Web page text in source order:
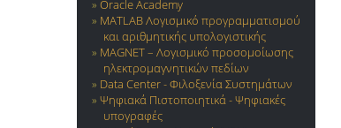
Oracle Academy
MATLAB Λογισμικό προγραμματισμού
και αριθμητικής υπολογιστικής
MAGNET – Λογισμικό προσομοίωσης
ηλεκτρομαγνητικών πεδίων
Data Center - Φιλοξενία Συστημάτων
Ψηφιακά Πιστοποιητικά - Ψηφιακές
υπογραφές